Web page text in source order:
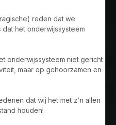
reden dat we
het onderwijssysteem
onderwijssysteem niet gericht
maar op gehoorzamen en
dat wij het met z’n allen
houden!